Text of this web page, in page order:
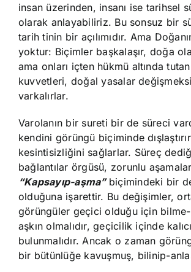
insan üzerinden, insanı ise tarihsel
olarak anlayabiliriz. Bu sonsuz bir
tarih tinin bir açılımıdır. Ama
yoktur: Biçimler başkalaşır, doğa
ama onları içten hükmü altında
kuvvetleri, doğal yasalar
varkalırlar.
Varolanın bir sureti bir de süreci
kendini görüngü biçiminde
kesintisizliğini sağlarlar. Süreç
bağlantılar örgüsü, zorunlu
“Kapsayıp-aşma” biçimindeki bir
olduğuna işarettir. Bu değişimler,
görüngüler geçici olduğu için
aşkın olmalıdır, geçicilik içinde
bulunmalıdır. Ancak o zaman
bir bütünlüğe kavuşmuş, bilinip-